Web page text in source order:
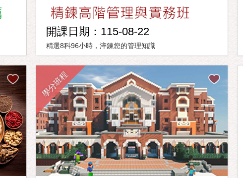
開課日期：115-08-22
精選8科96小時，淬鍊您的管理知識
學分班程